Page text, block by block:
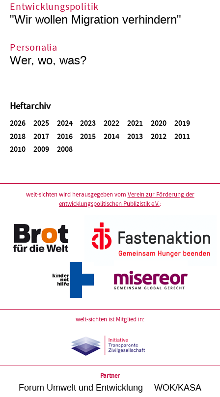
Entwicklungspolitik
"Wir wollen Migration verhindern"
Personalia
Wer, wo, was?
Heftarchiv
2026 2025 2024 2023 2022 2021 2020
2019
2018
2017 2016 2015 2014 2013 2012
2011
2010
2009 2008
welt-sichten wird herausgegeben vom Verein zur Förderung der
entwicklungspolitischen Publizistik e.V.:
welt-sichten ist Mitglied in:
Partner
Forum Umwelt und Entwicklung WÖK/KASA